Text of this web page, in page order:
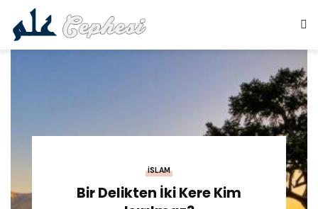
İSLAM
Bir Delikten İki Kere Kim